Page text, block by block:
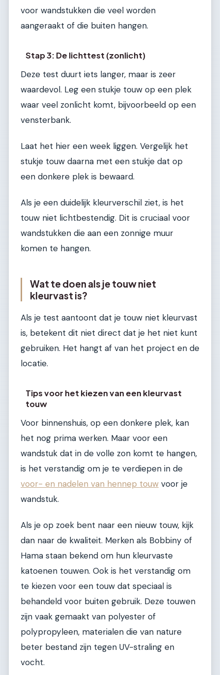
voor wandstukken die veel worden
aangeraakt of die buiten hangen.
Stap 3: De lichttest (zonlicht)
Deze test duurt iets langer, maar is zeer
waardevol. Leg een stukje touw op een plek
waar veel zonlicht komt, bijvoorbeeld op een
vensterbank.
Laat het hier een week liggen. Vergelijk het
stukje touw daarna met een stukje dat op
een donkere plek is bewaard.
Als je een duidelijk kleurverschil ziet, is het
touw niet lichtbestendig. Dit is cruciaal voor
wandstukken die aan een zonnige muur
komen te hangen.
Wat te doen als je touw niet
kleurvast is?
Als je test aantoont dat je touw niet kleurvast
is, betekent dit niet direct dat je het niet kunt
gebruiken. Het hangt af van het project en de
locatie.
Tips voor het kiezen van een kleurvast
touw
Voor binnenshuis, op een donkere plek, kan
het nog prima werken. Maar voor een
wandstuk dat in de volle zon komt te hangen,
is het verstandig om je te verdiepen in de
voor- en nadelen van hennep touw voor je
wandstuk.
Als je op zoek bent naar een nieuw touw, kijk
dan naar de kwaliteit. Merken als Bobbiny of
Hama staan bekend om hun kleurvaste
katoenen touwen. Ook is het verstandig om
te kiezen voor een touw dat speciaal is
behandeld voor buiten gebruik. Deze touwen
zijn vaak gemaakt van polyester of
polypropyleen, materialen die van nature
beter bestand zijn tegen UV-straling en
vocht.